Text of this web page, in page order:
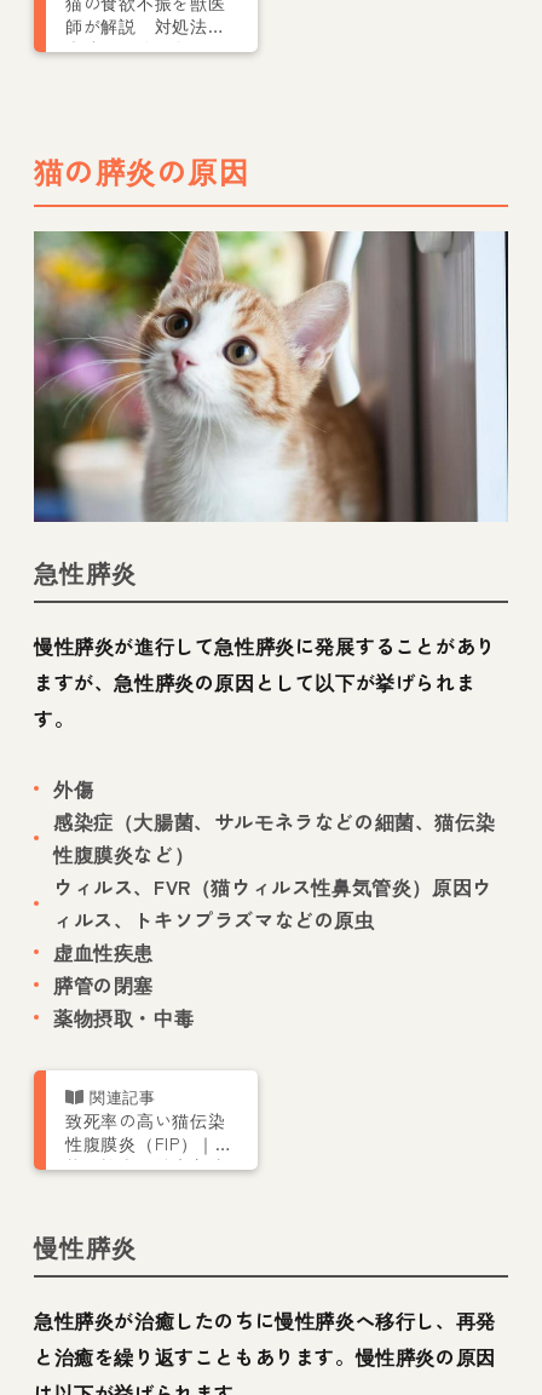
師が解説 対処法や
病院に行くべきかの
猫の膵炎の原因
急性膵炎
慢性膵炎が進行して急性膵炎に発展することがあり
ますが、急性膵炎の原因として以下が挙げられま
す。
外傷
感染症（大腸菌、サルモネラなどの細菌、猫伝染
性腹膜炎など）
ウィルス、FVR（猫ウィルス性鼻気管炎）原因ウ
ィルス、トキソプラズマなどの原虫
虚血性疾患
膵管の閉塞
薬物摂取・中毒
致死率の高い猫伝染
性腹膜炎（FIP）｜症
状や検査・治療方法
慢性膵炎
急性膵炎が治癒したのちに慢性膵炎へ移行し、再発
と治癒を繰り返すこともあります。慢性膵炎の原因